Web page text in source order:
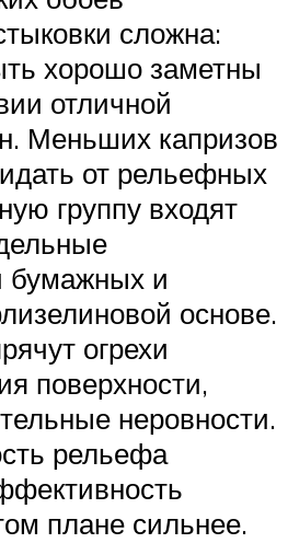
сложна:
хорошо заметны
отличной
Меньших капризов
от рельефных
группу входят
бумажных и
основе.
огрехи
поверхности,
неровности.
рельефа
плане сильнее.